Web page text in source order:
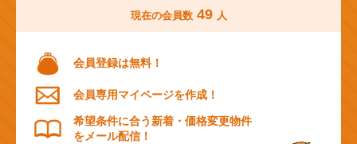
現在の会員数 49 人
会員登録は無料！
会員専用マイページを作成！
希望条件に合う新着・価格変更物件
をメール配信！